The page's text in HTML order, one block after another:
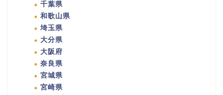
千葉県
和歌山県
埼玉県
大分県
大阪府
奈良県
宮城県
宮崎県